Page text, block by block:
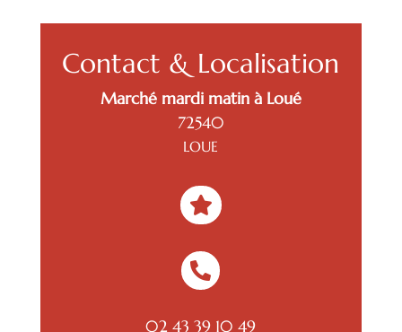
Contact & Localisation
Marché mardi matin à Loué
72540
LOUE


02 43 39 10 49